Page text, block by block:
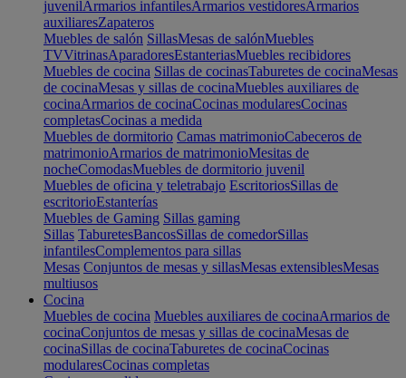
juvenilArmarios infantilesArmarios vestidoresArmarios
auxiliaresZapateros
Muebles de salón SillasMesas de salónMuebles
TVVitrinasAparadoresEstanteriasMuebles recibidores
Muebles de cocina Sillas de cocinasTaburetes de cocinaMesas
de cocinaMesas y sillas de cocinaMuebles auxiliares de
cocinaArmarios de cocinaCocinas modularesCocinas
completasCocinas a medida
Muebles de dormitorio Camas matrimonioCabeceros de
matrimonioArmarios de matrimonioMesitas de
nocheComodasMuebles de dormitorio juvenil
Muebles de oficina y teletrabajo EscritoriosSillas de
escritorioEstanterías
Muebles de Gaming Sillas gaming
Sillas TaburetesBancosSillas de comedorSillas
infantilesComplementos para sillas
Mesas Conjuntos de mesas y sillasMesas extensiblesMesas
multiusos
Cocina
Muebles de cocina Muebles auxiliares de cocinaArmarios de
cocinaConjuntos de mesas y sillas de cocinaMesas de
cocinaSillas de cocinaTaburetes de cocinaCocinas
modularesCocinas completas